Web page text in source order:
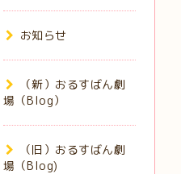
お知らせ
（新）おるすばん劇
場（Blog）
（旧）おるすばん劇
場（Blog)